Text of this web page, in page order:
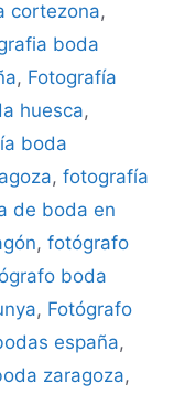
cortezona,
boda
, Fotografía
huesca,
boda
, fotografía
de boda en
, fotógrafo
boda
, Fotógrafo
españa,
zaragoza,